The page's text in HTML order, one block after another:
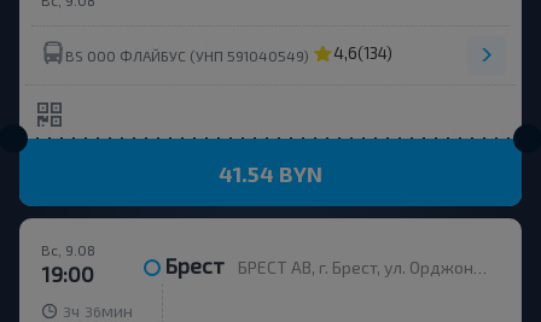
BS ООО ФЛАЙБУС (УНП 591040549) 4,6(134)
41.54 BYN
Вс, 9.08
19:00 Брест БРЕСТ АВ, г. Брест, ул. Орджоникидзе, 12, Беларусь
3ч 36 мин